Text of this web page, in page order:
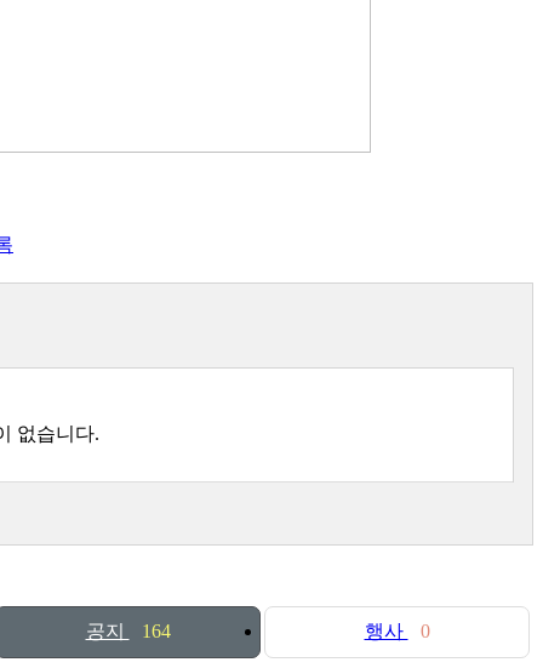
없습니다.
공지 164 행사 0